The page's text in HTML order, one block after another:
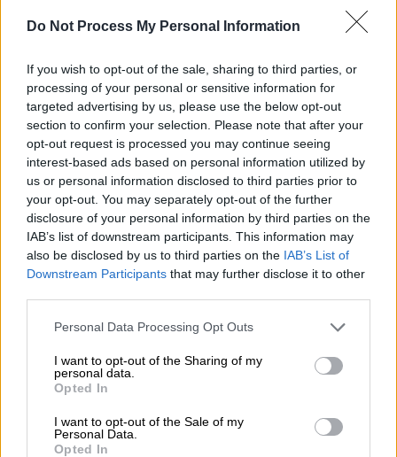
Do Not Process My Personal Information
If you wish to opt-out of the sale, sharing to third parties, or
processing of your personal or sensitive information for
targeted advertising by us, please use the below opt-out
section to confirm your selection. Please note that after your
opt-out request is processed you may continue seeing
interest-based ads based on personal information utilized by
us or personal information disclosed to third parties prior to
your opt-out. You may separately opt-out of the further
disclosure of your personal information by third parties on the
IAB’s list of downstream participants. This information may
also be disclosed by us to third parties on the IAB’s List of
Downstream Participants that may further disclose it to other
Please note that this website/app uses one or more Google
not limited to your visit or usage behaviour. You may click to
grant or deny consent to Google and its third-party tags to
use your data for below specified purposes in below Google
consent section.
Personal Data Processing Opt Outs
I want to opt-out of the Sharing of my
personal data.
Opted In
I want to opt-out of the Sale of my
Personal Data.
Opted In
Αθλητισμός 25.11.2021 23:38
Euroleague: Με φόρα απ' το ντέρμπι ο
Παναθηναϊκός καθάρισε και τη Ζενίτ!
Ο Παναθηναϊκός μετά την επικράτηση στο
ΣΕΦ επί του Ολυμπιακού, νίκησε και τη
Ζενίτ Αγ. Πετρούπολης στο ΟΑΚΑ